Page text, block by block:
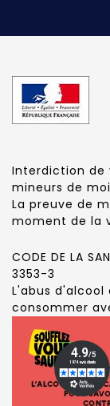
Interdiction de
mineurs de
La preuve de
moment de la
CODE DE LA
3353-3
L'abus d'alcool
consommer